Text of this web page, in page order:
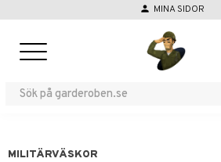
person MINA SIDOR
MILITÄRVÄSKOR